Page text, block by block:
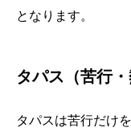
となります。
タパス（苦行
タパスは苦行だけ